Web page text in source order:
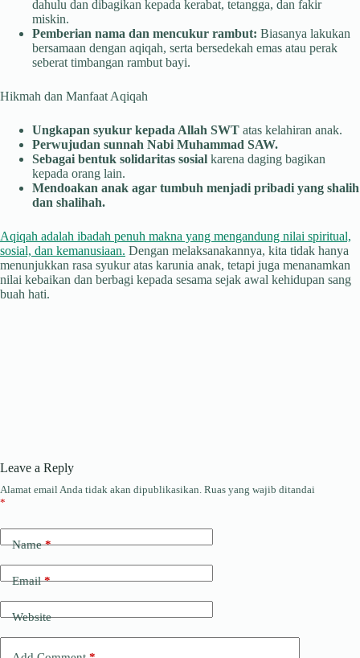
dahulu dan dibagikan kepada kerabat, tetangga, dan fakir
miskin.
Pemberian nama dan mencukur rambut: Biasanya lakukan
bersamaan dengan aqiqah, serta bersedekah emas atau perak
seberat timbangan rambut bayi.
Hikmah dan Manfaat Aqiqah
Ungkapan syukur kepada Allah SWT atas kelahiran anak.
Perwujudan sunnah Nabi Muhammad SAW.
Sebagai bentuk solidaritas sosial karena daging bagikan
kepada orang lain.
Mendoakan anak agar tumbuh menjadi pribadi yang shalih
dan shalihah.
Aqiqah adalah ibadah penuh makna yang mengandung nilai spiritual,
sosial, dan kemanusiaan. Dengan melaksanakannya, kita tidak hanya
menunjukkan rasa syukur atas karunia anak, tetapi juga menanamkan
nilai kebaikan dan berbagi kepada sesama sejak awal kehidupan sang
buah hati.
Leave a Reply
Alamat email Anda tidak akan dipublikasikan. Ruas yang wajib ditandai
*
Name*
Email*
Website